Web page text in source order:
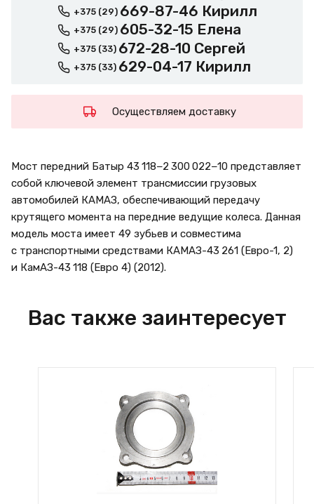
+375 (29) 669-87-46 Кирилл
+375 (29) 605-32-15 Елена
+375 (33) 672-28-10 Сергей
+375 (33) 629-04-17 Кирилл
Осуществляем доставку
Мост передний Батыр 43 118−2 300 022−10 представляет
собой ключевой элемент трансмиссии грузовых
автомобилей КАМАЗ, обеспечивающий передачу
крутящего момента на передние ведущие колеса. Данная
модель моста имеет 49 зубьев и совместима
с транспортными средствами КАМАЗ-43 261 (Евро-1, 2)
и КамАЗ-43 118 (Евро 4) (2012).
Вас также заинтересует